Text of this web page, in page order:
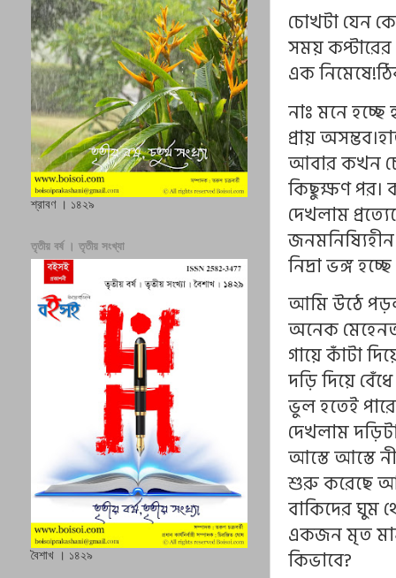
চোখটা যেন
সময়
এক
নাঃ মনে হচ্ছে
প্রায়
আবার কখন
কিছুক্ষণ পর।
দেখলাম
নিদ্রা ভঙ্গ
আমি উঠে
অনেক
গায়ে কাঁটা
দড়ি দিয়ে
ভুল হতেই
দেখলাম
আস্তে আস্তে
শুরু করেছে
বাকিদের ঘুম
একজন মৃত
কিভাবে?
শ্রাবণ । ১৪২৯
তৃতীয় বর্ষ । তৃতীয় সংখ্যা
বৈশাখ । ১৪২৯